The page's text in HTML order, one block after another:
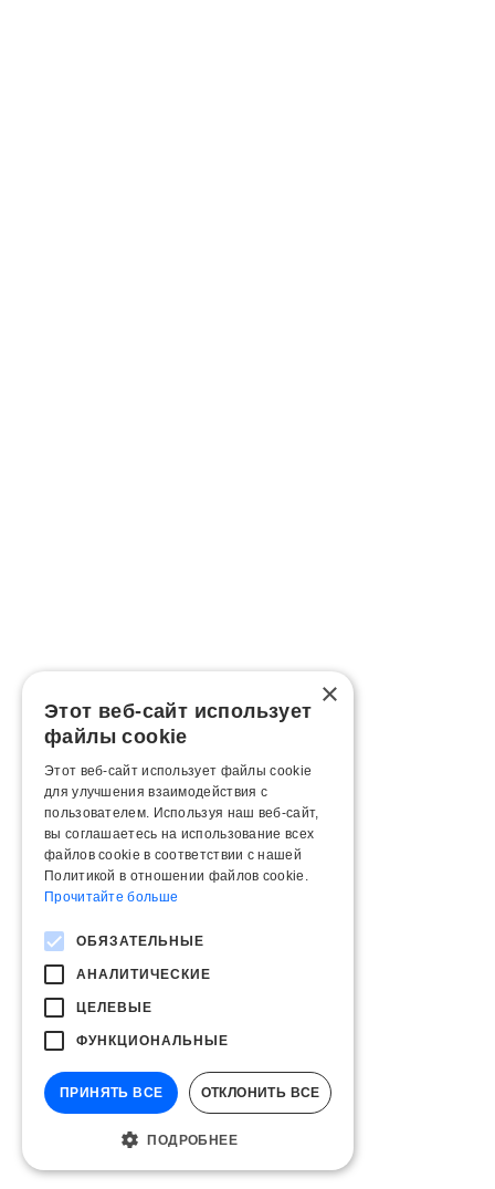
×
Этот веб-сайт использует
файлы cookie
Этот веб-сайт использует файлы cookie
для улучшения взаимодействия с
пользователем. Используя наш веб-сайт,
вы соглашаетесь на использование всех
файлов cookie в соответствии с нашей
Политикой в ​​отношении файлов cookie.
Прочитайте больше
ОБЯЗАТЕЛЬНЫЕ
АНАЛИТИЧЕСКИЕ
ЦЕЛЕВЫЕ
ФУНКЦИОНАЛЬНЫЕ
ПРИНЯТЬ ВСЕ ОТКЛОНИТЬ ВСЕ
ПОДРОБНЕЕ